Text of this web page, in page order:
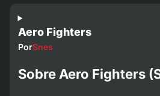
Aero Fighters
PorSnes
Sobre Aero Fighters